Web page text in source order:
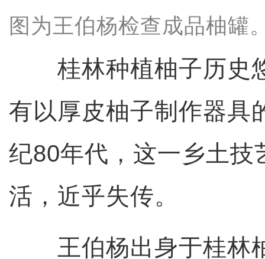
图为王伯杨检查成品柚罐
桂林种植柚子历史
有以厚皮柚子制作器具
纪80年代，这一乡土技
活，近乎失传。
王伯杨出身于桂林